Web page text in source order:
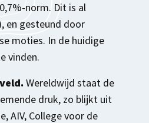
norm. Dit is al
en gesteund door
moties. In de huidige
vinden.
Wereldwijd staat de
druk, zo blijkt uit
AIV, College voor de